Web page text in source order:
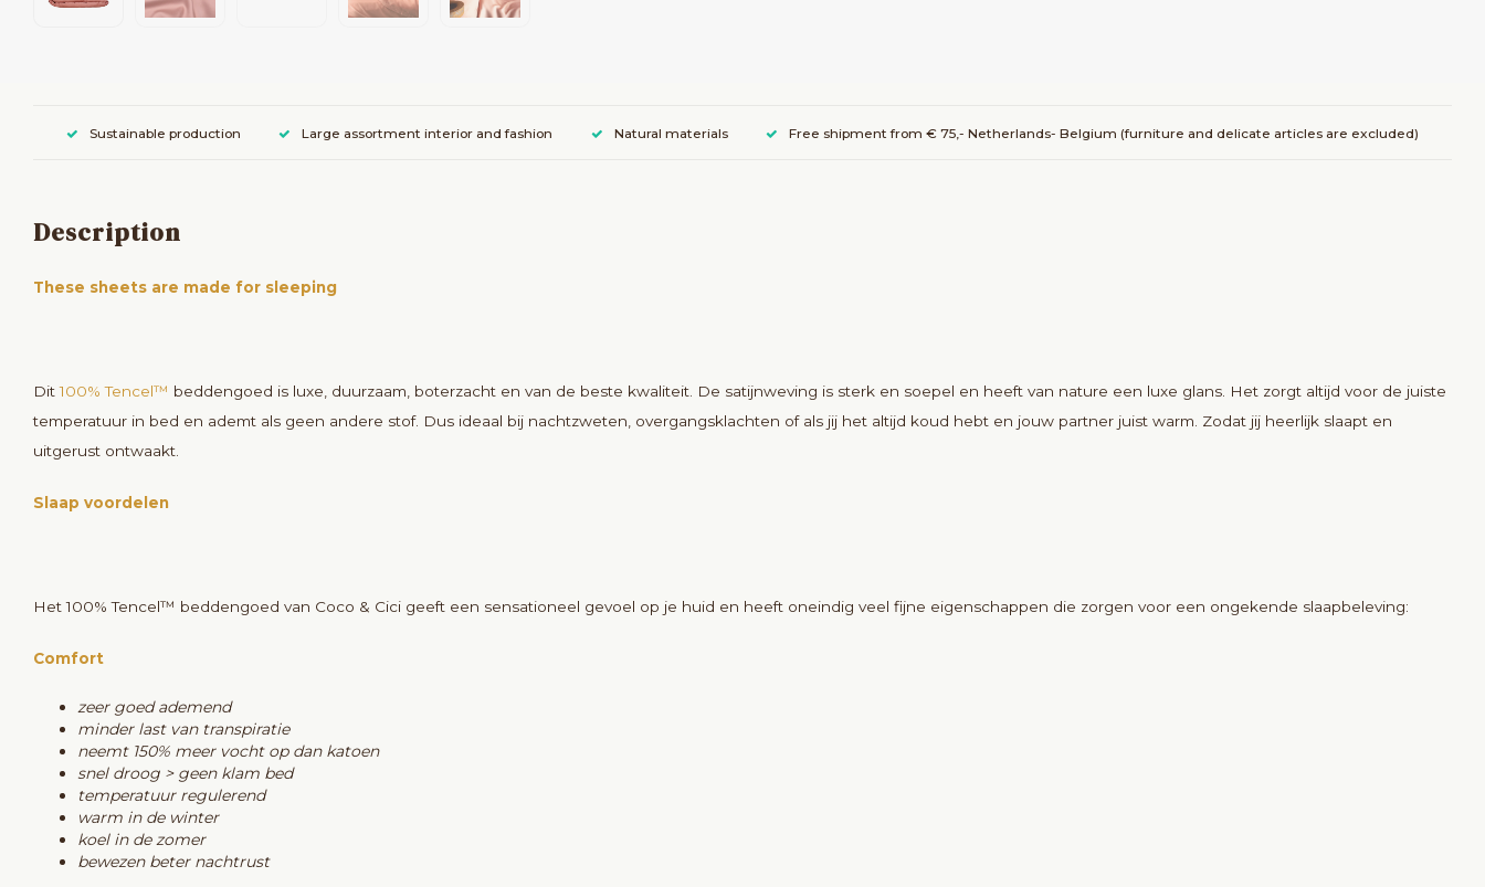
Sustainable production Large assortment interior and fashion Natural materials Free shipment from € 75,- Netherlands- Belgium (furniture and delicate articles are excluded)
Description
These sheets are made for sleeping
Dit100% Tencel™ beddengoed is luxe, duurzaam, boterzacht en van de beste kwaliteit. De satijnweving is sterk en soepel en heeft van nature een luxe glans. Het zorgt altijd voor de juiste
temperatuur in bed en ademt als geen andere stof. Dus ideaal bij nachtzweten, overgangsklachten of als jij het altijd koud hebt en jouw partner juist warm. Zodat jij heerlijk slaapt en
uitgerust ontwaakt.
Slaap voordelen
Het 100% Tencel™ beddengoed van Coco & Cici geeft een sensationeel gevoel op je huid en heeft oneindig veel fijne eigenschappen die zorgen voor een ongekende slaapbeleving:
Comfort
zeer goed ademend
minder last van transpiratie
neemt 150% meer vocht op dan katoen
snel droog > geen klam bed
temperatuur regulerend
warm in de winter
koel in de zomer
bewezen beter nachtrust